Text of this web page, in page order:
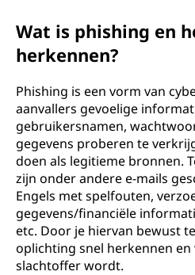
Wat is phishing en
herkennen?
Phishing is een vorm van
aanvallers gevoelige
gebruikersnamen,
gegevens proberen te
doen als legitieme bronnen.
zijn onder andere e-mails
Engels met spelfouten,
gegevens/financiële
etc. Door je hiervan bewust
oplichting snel herkennen
slachtoffer wordt.